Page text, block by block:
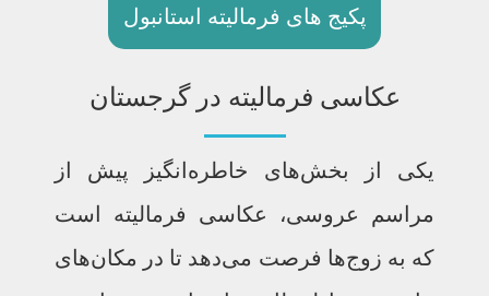
پکیج های فرمالیته استانبول
عکاسی فرمالیته در گرجستان
یکی از بخش‌های خاطره‌انگیز پیش از
مراسم عروسی، عکاسی فرمالیته است
که به زوج‌ها فرصت می‌دهد تا در مکان‌های